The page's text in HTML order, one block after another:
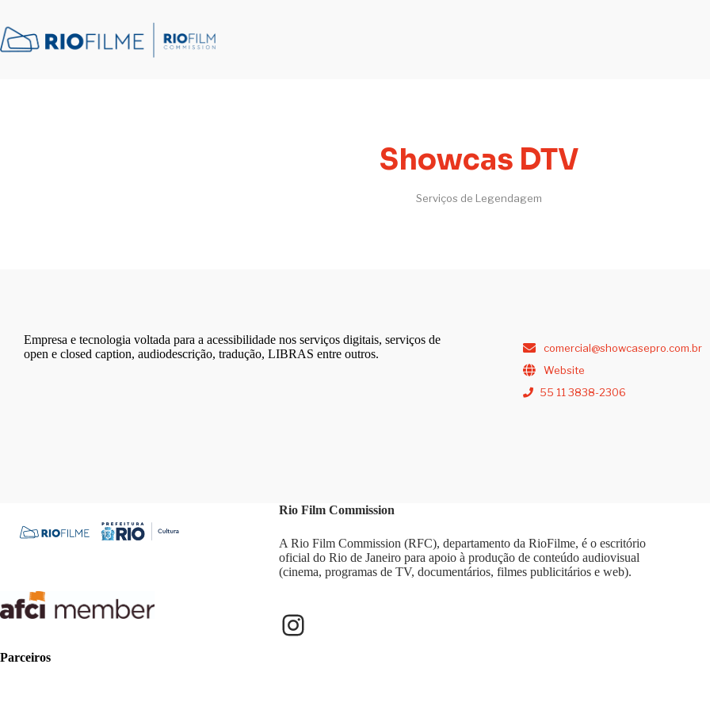
Showcas DTV
Serviços de Legendagem
Empresa e tecnologia voltada para a acessibilidade nos serviços digitais, serviços de
open e closed caption, audiodescrição, tradução, LIBRAS entre outros.
comercial@showcasepro.com.br
Website
55 11 3838-2306
Parceiros
Rio Film Commission
A Rio Film Commission (RFC), departamento da RioFilme, é o escritório
oficial do Rio de Janeiro para apoio à produção de conteúdo audiovisual
(cinema, programas de TV, documentários, filmes publicitários e web).